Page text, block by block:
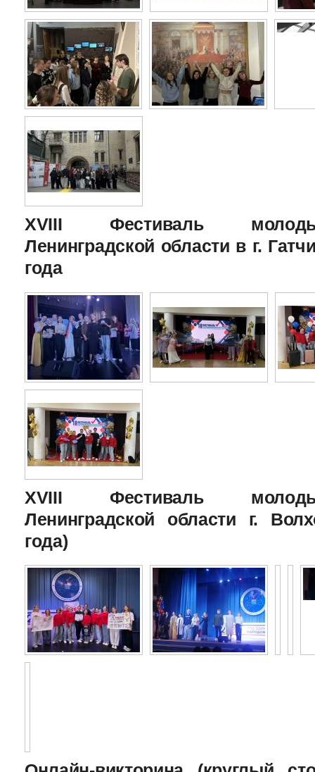
XVIII Фестиваль
Ленинградской области в г.
года
XVIII Фестиваль
Ленинградской области г.
года)